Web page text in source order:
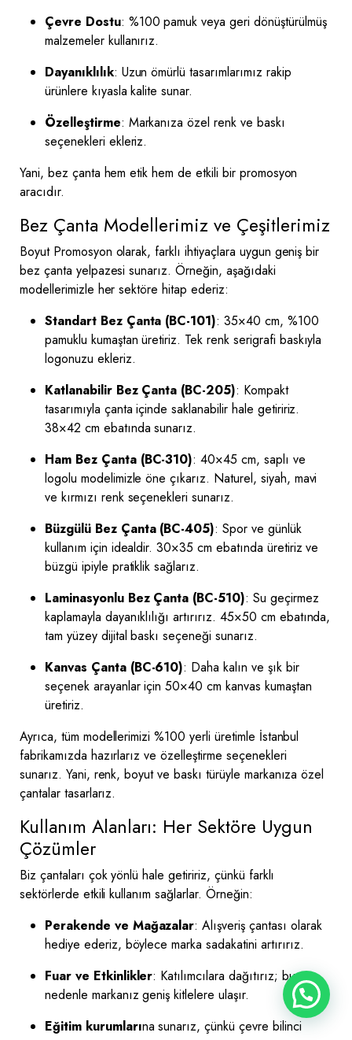
Çevre Dostu: %100 pamuk veya geri dönüştürülmüş
malzemeler kullanırız.
Dayanıklılık: Uzun ömürlü tasarımlarımız rakip
ürünlere kıyasla kalite sunar.
Özelleştirme: Markanıza özel renk ve baskı
seçenekleri ekleriz.
Yani, bez çanta hem etik hem de etkili bir promosyon
aracıdır.
Bez Çanta Modellerimiz ve Çeşitlerimiz
Boyut Promosyon olarak, farklı ihtiyaçlara uygun geniş bir
bez çanta yelpazesi sunarız. Örneğin, aşağıdaki
modellerimizle her sektöre hitap ederiz:
Standart Bez Çanta (BC-101): 35×40 cm, %100
pamuklu kumaştan üretiriz. Tek renk serigrafi baskıyla
logonuzu ekleriz.
Katlanabilir Bez Çanta (BC-205): Kompakt
tasarımıyla çanta içinde saklanabilir hale getiririz.
38×42 cm ebatında sunarız.
Ham Bez Çanta (BC-310): 40×45 cm, saplı ve
logolu modelimizle öne çıkarız. Naturel, siyah, mavi
ve kırmızı renk seçenekleri sunarız.
Büzgülü Bez Çanta (BC-405): Spor ve günlük
kullanım için idealdir. 30×35 cm ebatında üretiriz ve
büzgü ipiyle pratiklik sağlarız.
Laminasyonlu Bez Çanta (BC-510): Su geçirmez
kaplamayla dayanıklılığı artırırız. 45×50 cm ebatında,
tam yüzey dijital baskı seçeneği sunarız.
Kanvas Çanta (BC-610): Daha kalın ve şık bir
seçenek arayanlar için 50×40 cm kanvas kumaştan
üretiriz.
Ayrıca, tüm modellerimizi %100 yerli üretimle İstanbul
fabrikamızda hazırlarız ve özelleştirme seçenekleri
sunarız. Yani, renk, boyut ve baskı türüyle markanıza özel
çantalar tasarlarız.
Kullanım Alanları: Her Sektöre Uygun
Çözümler
Biz çantaları çok yönlü hale getiririz, çünkü farklı
sektörlerde etkili kullanım sağlarlar. Örneğin:
Perakende ve Mağazalar: Alışveriş çantası olarak
hediye ederiz, böylece marka sadakatini artırırız.
Fuar ve Etkinlikler: Katılımcılara dağıtırız; bu
nedenle markanız geniş kitlelere ulaşır.
Eğitim kurumlarına sunarız, çünkü çevre bilinci